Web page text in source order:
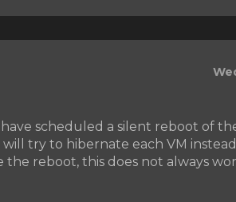
scheduled a silent reboot of
try to hibernate each VM
reboot, this does not always